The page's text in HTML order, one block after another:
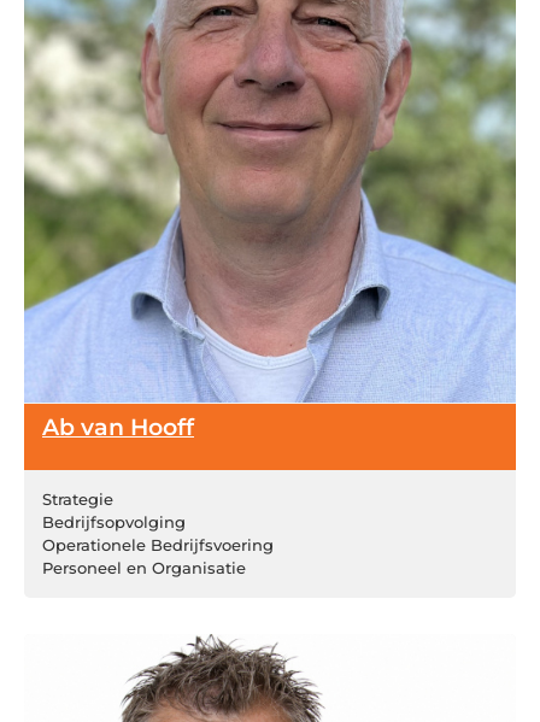
Ab van Hooff
Strategie
Bedrijfsopvolging
Operationele Bedrijfsvoering
Personeel en Organisatie